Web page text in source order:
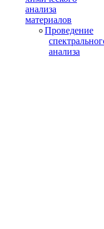
анализа
материалов
Проведение
анализа